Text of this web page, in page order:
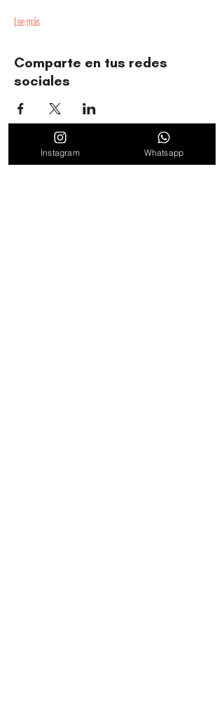
Lee más
Comparte en tus redes
sociales
TIMBALÉ CULTURAL ORGANIZATION
Dance and Music: Driving Forces of Peace, Well-Being,
Instagram Whatsapp